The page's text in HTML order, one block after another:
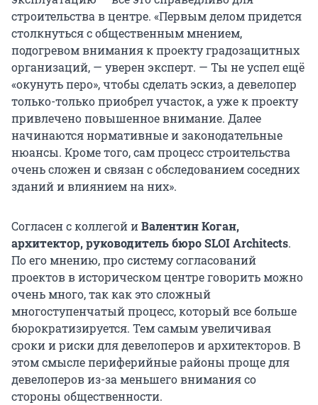
строительства в центре. «Первым делом придется
столкнуться с общественным мнением,
подогревом внимания к проекту градозащитных
организаций, — уверен эксперт. — Ты не успел ещё
«окунуть перо», чтобы сделать эскиз, а девелопер
только-только приобрел участок, а уже к проекту
привлечено повышенное внимание. Далее
начинаются нормативные и законодательные
нюансы. Кроме того, сам процесс строительства
очень сложен и связан с обследованием соседних
зданий и влиянием на них».
Согласен с коллегой иВалентин Коган,
архитектор, руководитель бюро SLOI Architects.
По его мнению, про систему согласований
проектов в историческом центре говорить можно
очень много, так как это сложный
многоступенчатый процесс, который все больше
бюрократизируется. Тем самым увеличивая
сроки и риски для девелоперов и архитекторов. В
этом смысле периферийные районы проще для
девелоперов из-за меньшего внимания со
стороны общественности.